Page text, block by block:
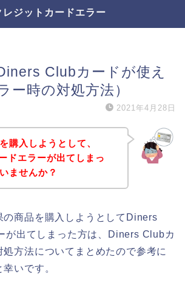
レジットカードエラー
Clubカードが使え
ー時の対処方法）
2021年4月28日
購入しようとして、
ドエラーが出てしまっ
ませんか？
の商品を購入しようとしてDiners
が出てしまった方は、Diners Clubカ
処方法についてまとめたので参考に
いです。